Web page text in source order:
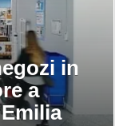
in
a